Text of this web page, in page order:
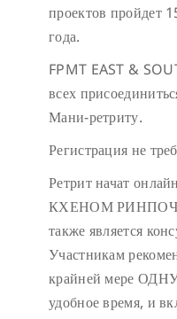
проектов пройдет
года.
FPMT EAST &
всех
Мани-ретриту.
Регистрация не
Ретрит начат
КХЕНОМ
также является
Участникам
крайней мере ОДНУ
удобное время, и